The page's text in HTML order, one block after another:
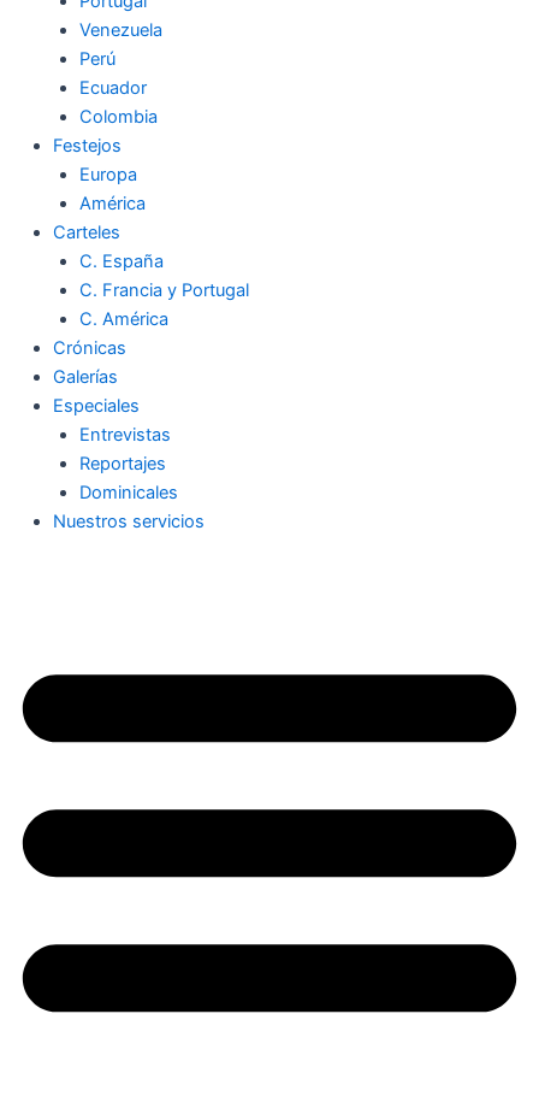
Venezuela
Perú
Ecuador
Colombia
Festejos
Europa
América
Carteles
C. España
C. Francia y Portugal
C. América
Crónicas
Galerías
Especiales
Entrevistas
Reportajes
Dominicales
Nuestros servicios